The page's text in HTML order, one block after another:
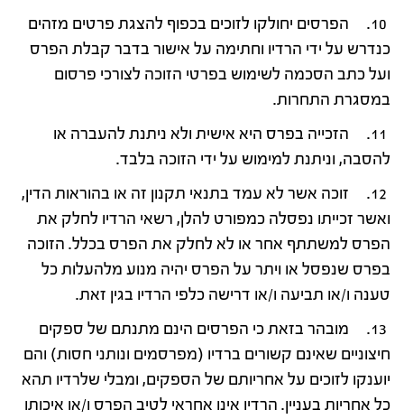
10. הפרסים יחולקו לזוכים בכפוף להצגת פרטים מזהים
כנדרש על ידי הרדיו וחתימה על אישור בדבר קבלת הפרס
ועל כתב הסכמה לשימוש בפרטי הזוכה לצורכי פרסום
במסגרת התחרות.
11. הזכייה בפרס היא אישית ולא ניתנת להעברה או
להסבה, וניתנת למימוש על ידי הזוכה בלבד.
12. זוכה אשר לא עמד בתנאי תקנון זה או בהוראות הדין,
ואשר זכייתו נפסלה כמפורט להלן, רשאי הרדיו לחלק את
הפרס למשתתף אחר או לא לחלק את הפרס בכלל. הזוכה
בפרס שנפסל או ויתר על הפרס יהיה מנוע מלהעלות כל
טענה ו/או תביעה ו/או דרישה כלפי הרדיו בגין זאת.
13. מובהר בזאת כי הפרסים הינם מתנתם של ספקים
חיצוניים שאינם קשורים ברדיו (מפרסמים ונותני חסות) והם
יוענקו לזוכים על אחריותם של הספקים, ומבלי שלרדיו תהא
כל אחריות בעניין. הרדיו אינו אחראי לטיב הפרס ו/או איכותו